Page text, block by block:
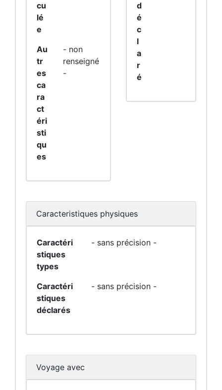
cu
lé
e
Au
tr
es
ca
ra
ct
éri
sti
qu
es
- non
renseigné
-
d
é
c
l
a
r
é
Caracteristiques physiques
Caractéri
stiques
types
- sans précision -
Caractéri
stiques
déclarés
- sans précision -
Voyage avec